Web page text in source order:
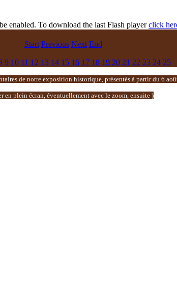
enabled. To download the last Flash playerclick
Start Previous Next End
9 10 11 12 13 14 15 16 17 18 19 20 21 22 23 24 25
de notre exposition historique, présentés à partir du 6
en plein écran, éventuellement avec le zoom, ensuite )